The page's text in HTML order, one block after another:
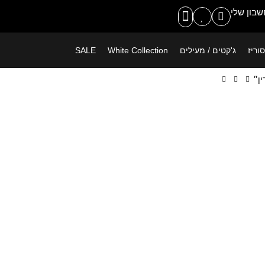
משלוח חינם ברכישה מעל 399 ש"ח שלי
ג'קטים / מעילים White Collection
SALE